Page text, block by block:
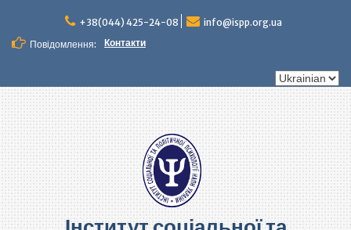
вмісту
+38(044) 425-24-08
info@ispp.org.ua
Повідомлення:
Контакти
Вибрати